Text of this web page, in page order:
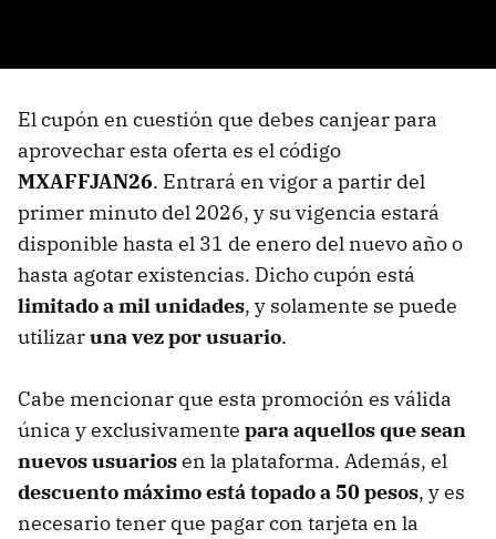
El cupón en cuestión que debes canjear para
aprovechar esta oferta es el código
MXAFFJAN26. Entrará en vigor a partir del
primer minuto del 2026, y su vigencia estará
disponible hasta el 31 de enero del nuevo año o
hasta agotar existencias. Dicho cupón está
limitado a mil unidades, y solamente se puede
utilizaruna vez por usuario.
Cabe mencionar que esta promoción es válida
única y exclusivamente para aquellos que sean
nuevos usuariosen la plataforma. Además, el
descuento máximo está topado a 50 pesos, y es
necesario tener que pagar con tarjeta en la